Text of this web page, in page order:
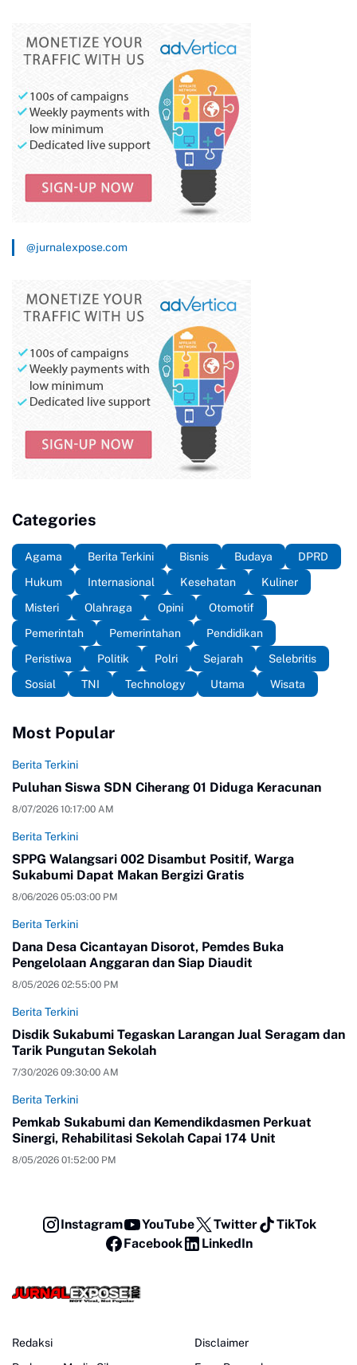
@jurnalexpose.com
Categories
Agama Berita Terkini Bisnis Budaya
DPRD
Hukum
Internasional Kesehatan
Kuliner
Misteri
Olahraga Opini
Otomotif
Pemerintah
Pemerintahan
Pendidikan
Peristiwa
Politik Polri Sejarah
Selebritis
Sosial
TNI Technology Utama Wisata
Most Popular
Berita Terkini
Puluhan Siswa SDN Ciherang 01 Diduga Keracunan
8/07/2026 10:17:00 AM
Berita Terkini
SPPG Walangsari 002 Disambut Positif, Warga
Sukabumi Dapat Makan Bergizi Gratis
8/06/2026 05:03:00 PM
Berita Terkini
Dana Desa Cicantayan Disorot, Pemdes Buka
Pengelolaan Anggaran dan Siap Diaudit
8/05/2026 02:55:00 PM
Berita Terkini
Disdik Sukabumi Tegaskan Larangan Jual Seragam dan
Tarik Pungutan Sekolah
7/30/2026 09:30:00 AM
Berita Terkini
Pemkab Sukabumi dan Kemendikdasmen Perkuat
Sinergi, Rehabilitasi Sekolah Capai 174 Unit
8/05/2026 01:52:00 PM
Instagram YouTube Twitter
TikTok
Facebook
LinkedIn
Redaksi
Disclaimer